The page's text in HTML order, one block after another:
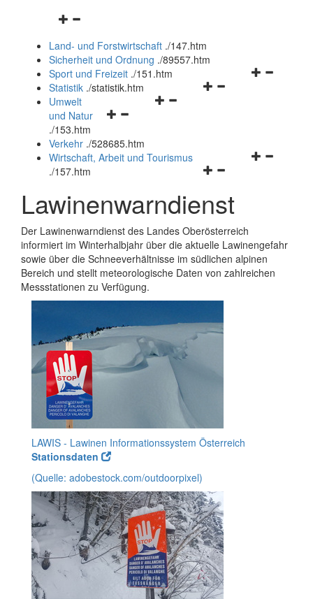
Navigationsmenü
und
schließen
Land- und Forstwirtschaft ./147.htm
Sicherheit und Ordnung ./89557.htm
Navigationsmenü
Sport und Freizeit ./151.htm
Navigationsmenü
Statistik ./statistik.htm
Navigationsmenü
und
schließen
Umwelt
und Natur
./153.htm
Verkehr ./528685.htm
Navigationsmenü
und
schließen
Wirtschaft, Arbeit und Tourismus
./157.htm
Lawinenwarndienst
Der Lawinenwarndienst des Landes Oberösterreich
informiert im Winterhalbjahr über die aktuelle Lawinengefahr
sowie über die Schneeverhältnisse im südlichen alpinen
Bereich und stellt meteorologische Daten von zahlreichen
Messstationen zu Verfügung.
LAWIS - Lawinen Informationssystem Österreich
Stationsdaten
(Quelle: adobestock.com/outdoorpixel)